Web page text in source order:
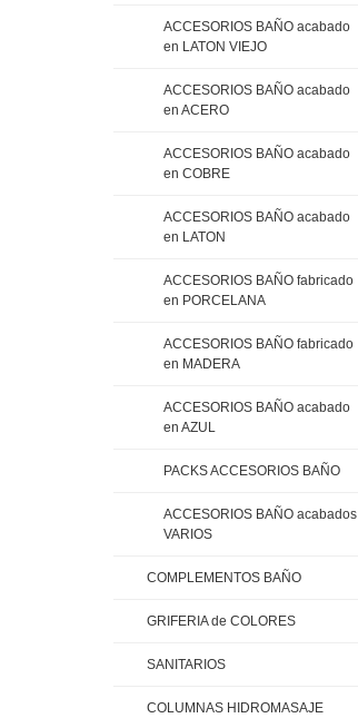
ACCESORIOS BAÑO acabado
en LATON VIEJO
ACCESORIOS BAÑO acabado
en ACERO
ACCESORIOS BAÑO acabado
en COBRE
ACCESORIOS BAÑO acabado
en LATON
ACCESORIOS BAÑO fabricado
en PORCELANA
ACCESORIOS BAÑO fabricado
en MADERA
ACCESORIOS BAÑO acabado
en AZUL
PACKS ACCESORIOS BAÑO
ACCESORIOS BAÑO acabados
VARIOS
COMPLEMENTOS BAÑO
GRIFERIA de COLORES
SANITARIOS
COLUMNAS HIDROMASAJE